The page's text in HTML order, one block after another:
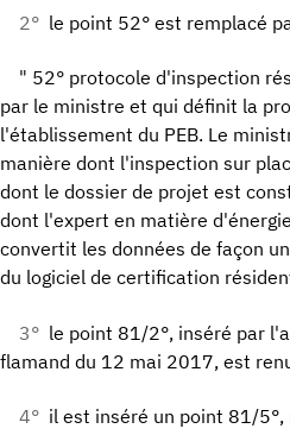
2° le point 52° est remplacé
" 52° protocole d'inspection
par le ministre et qui définit la
l'établissement du PEB. Le
manière dont l'inspection sur
dont le dossier de projet est
dont l'expert en matière
convertit les données de façon
du logiciel de certification
3° le point 81/2°, inséré par
flamand du 12 mai 2017, est
4° il est inséré un point 81/